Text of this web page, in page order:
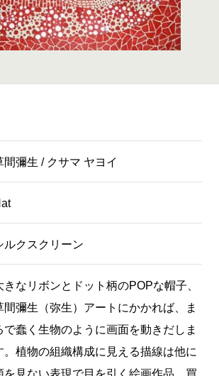
間彌生 / クサマ ヤヨイ
ルクスクリーン
きなリボンとドット柄のPOPな帽子、
間彌生（弥生）アートにかかれば、ま
で蠢く生物のように画面を動きだしま
。植物の組織構成に見える描線は他に
を見ない表現で目を引く絵画作品。買